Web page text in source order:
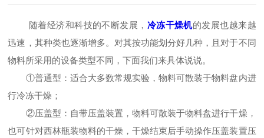
随着经济和科技的不断发展， 冷冻干燥机的发展也越来越
迅速，其种类也逐渐增多。对其按功能划分好几种，且对于不同
物料所采用的设备类型不同，下面我们来具体说说。
①普通型：适合大多数常规实验，物料可散装于物料盘内进
行冷冻干燥；
②压盖型：自带压盖装置，物料可散装于物料盘进行干燥，
也可针对西林瓶装物料的干燥，干燥结束后手动操作压盖装置压